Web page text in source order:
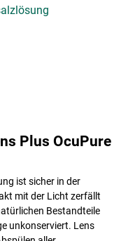
Plus OcuPure
ist sicher in der
mit der Licht zerfällt
Bestandteile
unkonserviert. Lens